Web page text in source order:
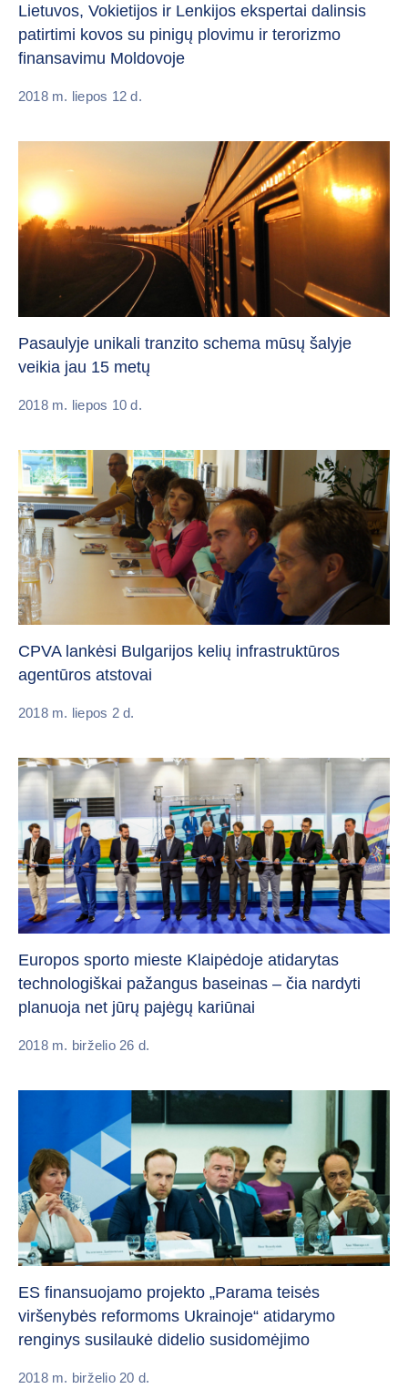
Lietuvos, Vokietijos ir Lenkijos ekspertai dalinsis
patirtimi kovos su pinigų plovimu ir terorizmo
finansavimu Moldovoje
2018 m. liepos 12 d.
Pasaulyje unikali tranzito schema mūsų šalyje
veikia jau 15 metų
2018 m. liepos 10 d.
CPVA lankėsi Bulgarijos kelių infrastruktūros
agentūros atstovai
2018 m. liepos 2 d.
Europos sporto mieste Klaipėdoje atidarytas
technologiškai pažangus baseinas – čia nardyti
planuoja net jūrų pajėgų kariūnai
2018 m. birželio 26 d.
ES finansuojamo projekto „Parama teisės
viršenybės reformoms Ukrainoje“ atidarymo
renginys susilaukė didelio susidomėjimo
2018 m. birželio 20 d.